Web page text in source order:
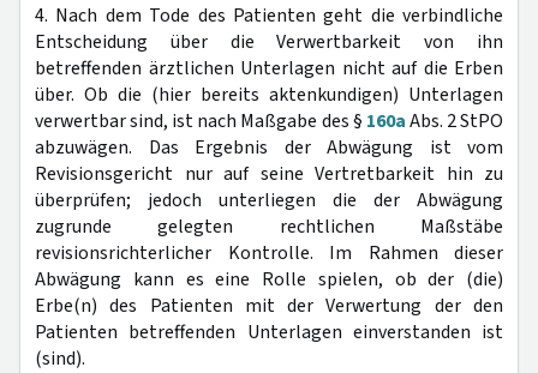
4. Nach dem Tode des Patienten geht die verbindliche
Entscheidung über die Verwertbarkeit von ihn
betreffenden ärztlichen Unterlagen nicht auf die Erben
über. Ob die (hier bereits aktenkundigen) Unterlagen
verwertbar sind, ist nach Maßgabe des § 160aAbs. 2 StPO
abzuwägen. Das Ergebnis der Abwägung ist vom
Revisionsgericht nur auf seine Vertretbarkeit hin zu
überprüfen; jedoch unterliegen die der Abwägung
zugrunde gelegten rechtlichen Maßstäbe
revisionsrichterlicher Kontrolle. Im Rahmen dieser
Abwägung kann es eine Rolle spielen, ob der (die)
Erbe(n) des Patienten mit der Verwertung der den
Patienten betreffenden Unterlagen einverstanden ist
(sind).